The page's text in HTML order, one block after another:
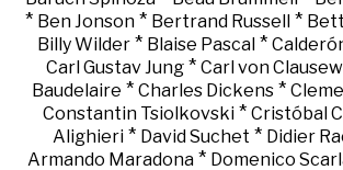
* Ben Jonson* Bertrand Russell *
Billy Wilder* Blaise Pascal*
Carl Gustav Jung * Carl von
Baudelaire * Charles Dickens*
Constantin Tsiolkovski * Cristóbal
Alighieri* David Suchet * Didier
Armando Maradona* Domenico